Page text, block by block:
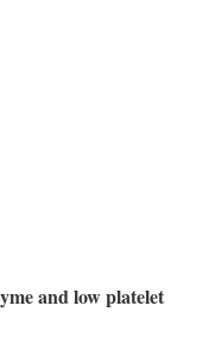
and low platelet